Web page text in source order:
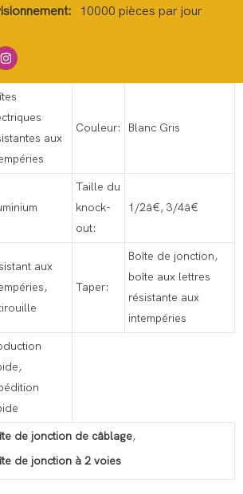
10000 pièces par jour
aux
Couleur: Blanc Gris
Taille du
knock-
out:
1/2â€, 3/4â€
aux
Taper:
Boîte de jonction,
boîte aux lettres
résistante aux
intempéries
de jonction de câblage,
de jonction à 2 voies